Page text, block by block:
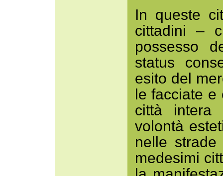
In queste
cittadini –
possesso
status
esito del
le facciate
città intera
volontà
nelle
medesimi